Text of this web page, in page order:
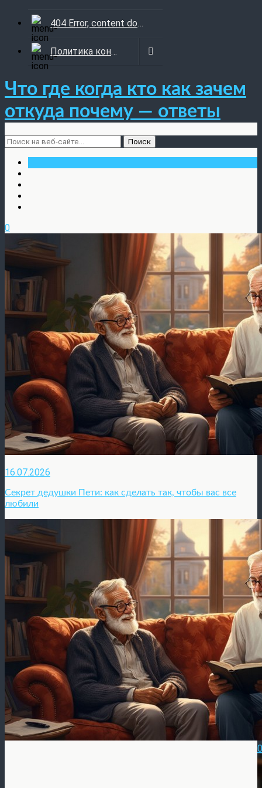
404 Error, content does not exist anymore
Политика конфиденциальности
Что где когда кто как зачем
откуда почему — ответы
0
16.07.2026
Секрет дедушки Пети: как сделать так, чтобы вас все
любили
0